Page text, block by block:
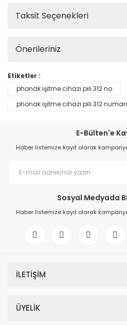
Taksit Seçenekleri
Önerileriniz
Etiketler :
phonak işitme cihazı pili 312 no
phonak işitme cihazı pili 312
E-Bülten'e
Haber listemize kayıt olarak
Sosyal Medyada
Haber listemize kayıt olarak
İLETİŞİM
ÜYELİK